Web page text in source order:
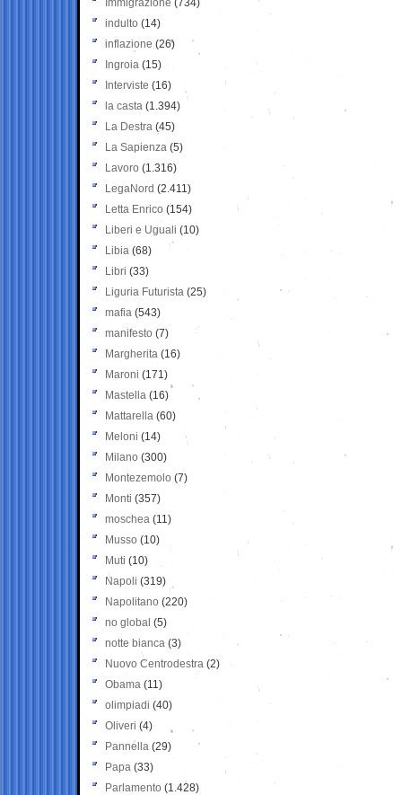
Immigrazione (734)
indulto (14)
inflazione (26)
Ingroia (15)
Interviste (16)
la casta (1.394)
La Destra (45)
La Sapienza (5)
Lavoro (1.316)
LegaNord (2.411)
Letta Enrico (154)
Liberi e Uguali (10)
Libia (68)
Libri (33)
Liguria Futurista (25)
mafia (543)
manifesto (7)
Margherita (16)
Maroni (171)
Mastella (16)
Mattarella (60)
Meloni (14)
Milano (300)
Montezemolo (7)
Monti (357)
moschea (11)
Musso (10)
Muti (10)
Napoli (319)
Napolitano (220)
no global (5)
notte bianca (3)
Nuovo Centrodestra (2)
Obama (11)
olimpiadi (40)
Oliveri (4)
Pannella (29)
Papa (33)
Parlamento (1.428)